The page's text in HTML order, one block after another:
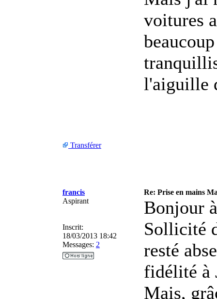
voitures
l'aiguille
Transférer
francis
Re: Prise en mains
Aspirant
Inscrit:
18/03/2013 18:42
Messages: 2
Bonjour
Sollicité
resté
fidélité à
Mais,